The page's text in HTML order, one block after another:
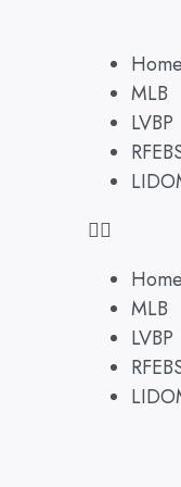
Home
MLB
LVBP
Home
MLB
LVBP